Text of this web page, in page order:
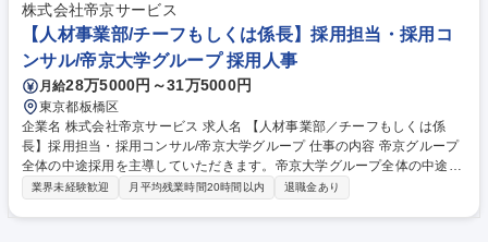
株式会社帝京サービス
【人材事業部/チーフもしくは係長】採用担当・採用コ
ンサル/帝京大学グループ 採用人事
月給28万5000円～31万5000円
東京都板橋区
企業名 株式会社帝京サービス 求人名 【人材事業部／チーフもしくは係
長】採用担当・採用コンサル/帝京大学グループ 仕事の内容 帝京グループ
全体の中途採用を主導していただきます。帝京大学グループ全体の中途採
用ニーズを確認し、採用目標を達成していくことがミッションです。 【主
業界未経験歓迎 月平均残業時間20時間以内 退職金あり